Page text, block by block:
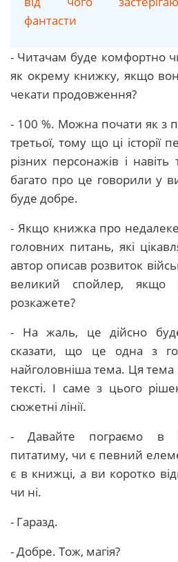
фантасти
- Читачам буде комфортно
як окрему книжку, якщо
чекати продовження?
- 100 %. Можна почати як з
третьої, тому що ці історії
різних персонажів і
багато про це говорили у
буде добре.
- Якщо книжка про
головних питань, які
автор описав розвиток
великий спойлер,
розкажете?
- На жаль, це дійсно
сказати, що це одна з
найголовніша тема. Ця тема
тексті. І саме з цього
сюжетні лінії.
- Давайте пограємо в
питатиму, чи є певний
є в книжці, а ви коротко
чи ні.
- Гаразд.
- Добре. Тож, магія?